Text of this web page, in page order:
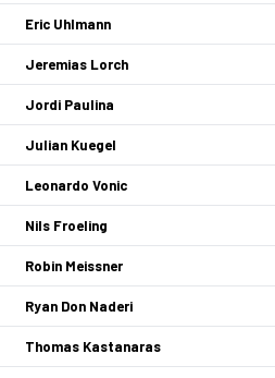
Eric Uhlmann
Jeremias Lorch
Jordi Paulina
Julian Kuegel
Leonardo Vonic
Nils Froeling
Robin Meissner
Ryan Don Naderi
Thomas Kastanaras